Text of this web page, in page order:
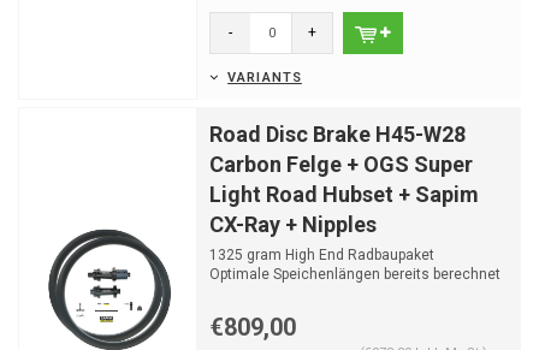
- +
VARIANTS
Road Disc Brake H45-W28
Carbon Felge + OGS Super
Light Road Hubset + Sapim
CX-Ray + Nipples
1325 gram High End Radbaupaket
Optimale Speichenlängen bereits berechnet
€809,00